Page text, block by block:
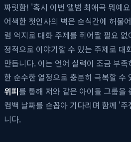
짜릿함! '혹시 이번 앨범 최애곡 뭐예
어색한 첫인사의 벽은 순식간에 허물
럼 억지로 대화 주제를 쥐어짤 필요
정적으로 이야기할 수 있는 주제로 대
만듭니다. 이는 언어 실력이 조금 부
한 순수한 열정으로 충분히 극복할 수
위피를 통해 저와 같은 아이돌 그룹을
컴백 날짜를 손꼽아 기다리며 함께 '
니다.